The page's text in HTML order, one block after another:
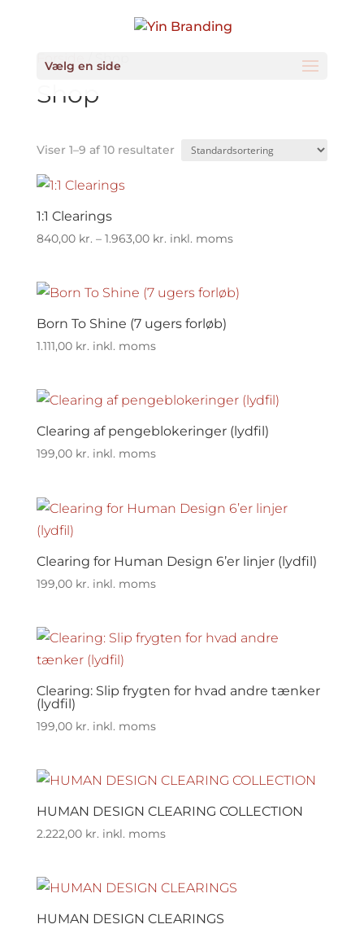
Vælg en side
Forside / Shop
Shop
Viser 1–9 af 10 resultater
1:1 Clearings
840,00 kr. – 1.963,00 kr.Prisinterval:
1.963,00 kr.
inkl. moms
Born To Shine (7 ugers forløb)
1.111,00 kr. inkl. moms
Clearing af pengeblokeringer (lydfil)
199,00 kr. inkl. moms
Clearing for Human Design 6’er linjer (lydfil)
199,00 kr. inkl. moms
Clearing: Slip frygten for hvad andre tænker
(lydfil)
199,00 kr. inkl. moms
HUMAN DESIGN CLEARING COLLECTION
2.222,00 kr. inkl. moms
HUMAN DESIGN CLEARINGS